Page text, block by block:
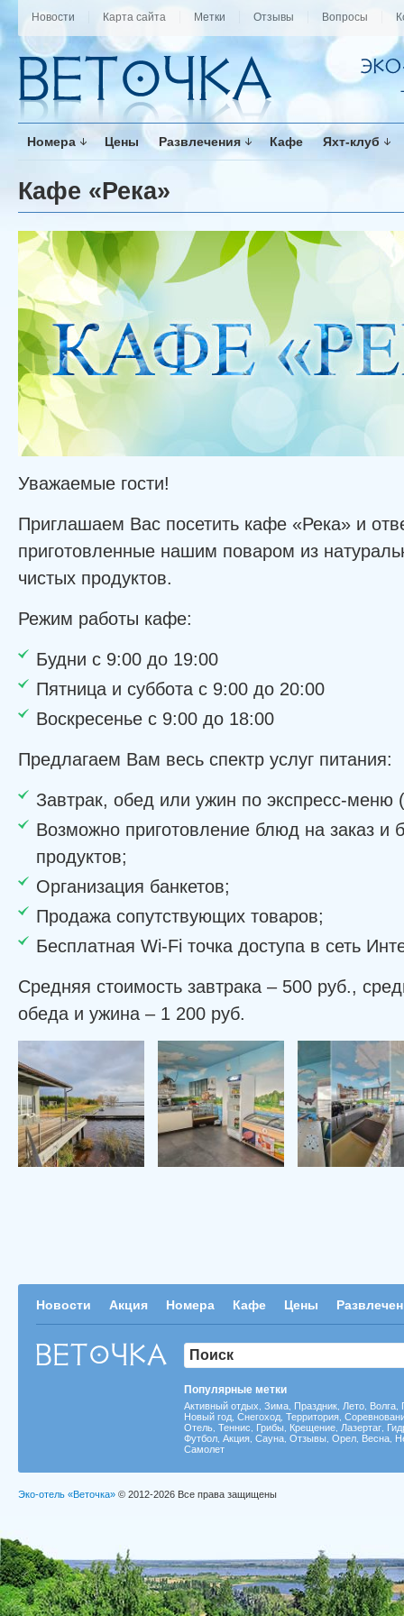
Новости Карта сайта Метки Отзывы Вопросы
Номера Цены Развлечения Кафе Яхт-клуб
Кафе «Река»
Уважаемые гости!
Приглашаем Вас посетить кафе «Река» и
приготовленные нашим поваром из
чистых продуктов.
Режим работы кафе:
Будни с 9:00 до 19:00
Пятница и суббота с 9:00 до 20:00
Воскресенье с 9:00 до 18:00
Предлагаем Вам весь спектр услуг питания:
Завтрак, обед или ужин по экспресс-меню
Возможно приготовление блюд на заказ и
продуктов;
Организация банкетов;
Продажа сопутствующих товаров;
Бесплатная Wi-Fi точка доступа в сеть
Средняя стоимость завтрака – 500 руб.,
обеда и ужина – 1 200 руб.
Новости Акция Номера Кафе Цены
Популярные метки
Активный отдых Зима Праздник Лето Волга
Новый год Снегоход Территория
Отель Теннис Грибы Крещение Лазертаг
Футбол Акция Сауна Отзывы Орел Весна
Самолет
Эко-отель «Веточка» © 2012-2026 Все права защищены